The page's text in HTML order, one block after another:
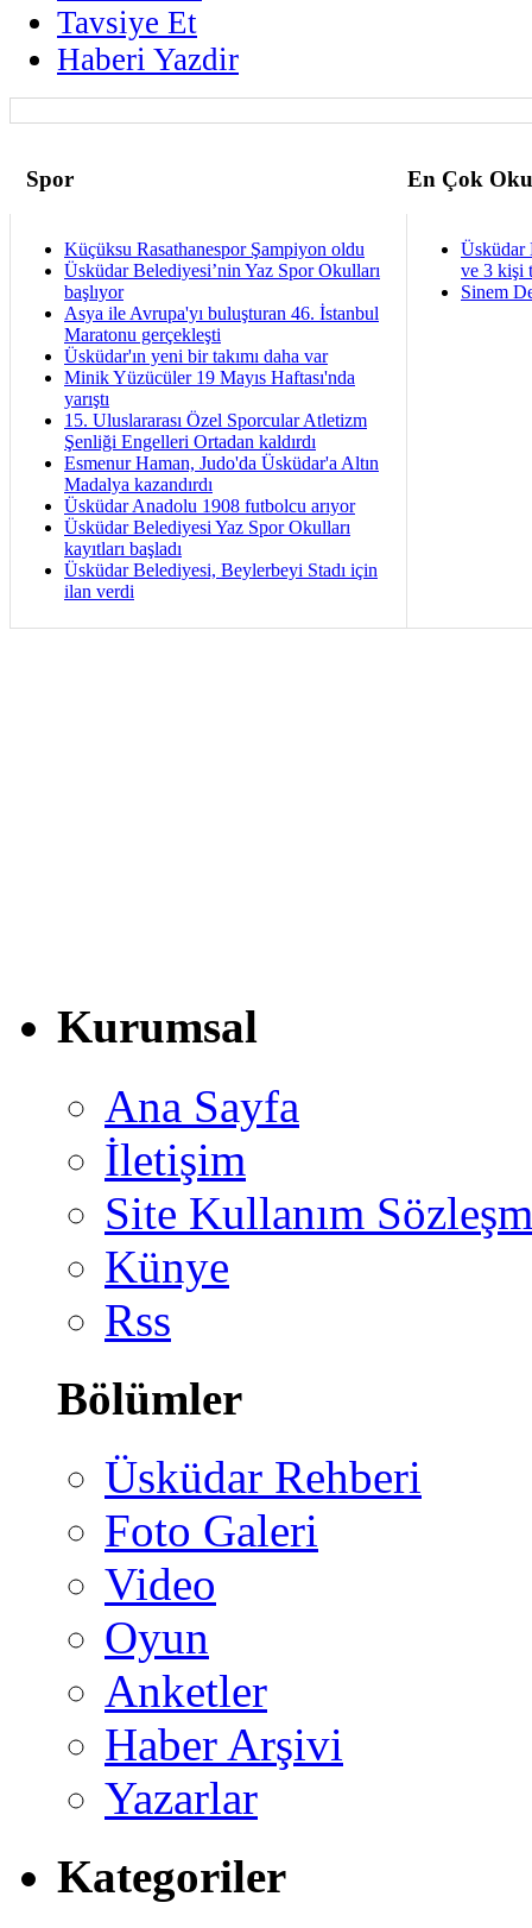
Tavsiye Et
Haberi Yazdir
Spor En Çok
Küçüksu Rasathanespor Şampiyon oldu
Üsküdar Belediyesi’nin Yaz Spor Okulları
başlıyor
Asya ile Avrupa'yı buluşturan 46. İstanbul
Maratonu gerçekleşti
Üsküdar'ın yeni bir takımı daha var
Minik Yüzücüler 19 Mayıs Haftası'nda
yarıştı
15. Uluslararası Özel Sporcular Atletizm
Şenliği Engelleri Ortadan kaldırdı
Esmenur Haman, Judo'da Üsküdar'a Altın
Madalya kazandırdı
Üsküdar Anadolu 1908 futbolcu arıyor
Üsküdar Belediyesi Yaz Spor Okulları
kayıtları başladı
Üsküdar Belediyesi, Beylerbeyi Stadı için
ilan verdi
Üsküdar
ve 3 kişi
Sinem
Kurumsal
Ana Sayfa
İletişim
Site Kullanım
Künye
Rss
Bölümler
Üsküdar Rehberi
Foto Galeri
Video
Oyun
Anketler
Haber Arşivi
Yazarlar
Kategoriler